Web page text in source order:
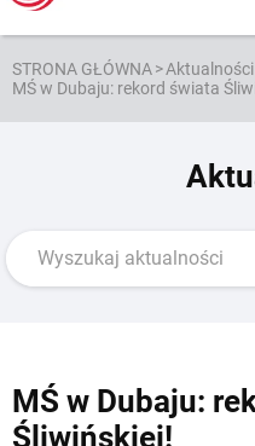
STRONA GŁÓWNA>Aktualności
MŚ w Dubaju: rekord świata
MŚ w Dubaju:
Śliwińskiej!